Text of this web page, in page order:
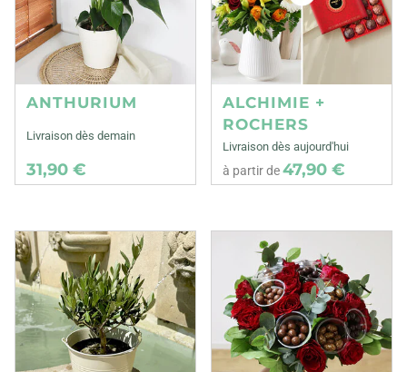
ANTHURIUM
Livraison dès demain
31,90 €
ALCHIMIE +
ROCHERS
Livraison dès aujourd'hui
à partir de47,90 €